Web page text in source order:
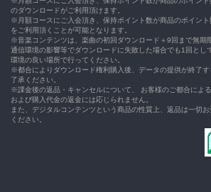
のダウンロードがご利用頂けます。
※月額コースにご入会頂き、保持ポイント数が商品のポイン
をご利用頂くことが可能となります。
※音楽コンテンツは、楽曲の初回ダウンロード＋9回まで無期
通信環境の影響等でダウンロードに失敗した場合でも1回とし
環境の良い場所で行ってください。
※都合によりダウンロード権利購入後、データの提供が終了
了承ください。
※課金後の返品・キャンセルについて、 お客様のご都合によ
および購入代金の返金には応じられません。
また、デジタルコンテンツという商品の性質上、返品は一切
ください。